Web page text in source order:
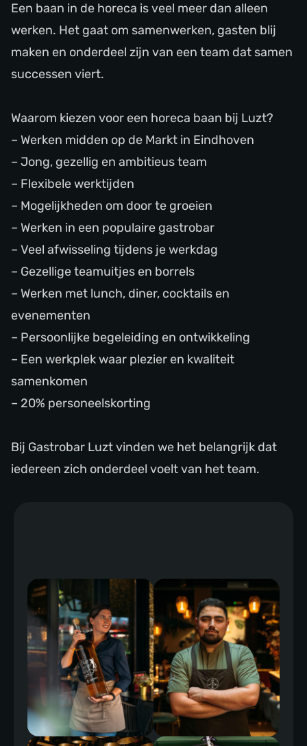
Een baan in de horeca is veel meer dan alleen
werken. Het gaat om samenwerken, gasten blij
maken en onderdeel zijn van een team dat samen
successen viert.
Waarom kiezen voor een horeca baan bij Luzt?
– Werken midden op de Markt in Eindhoven
– Jong, gezellig en ambitieus team
– Flexibele werktijden
– Mogelijkheden om door te groeien
– Werken in een populaire gastrobar
– Veel afwisseling tijdens je werkdag
– Gezellige teamuitjes en borrels
– Werken met lunch, diner, cocktails en
evenementen
– Persoonlijke begeleiding en ontwikkeling
– Een werkplek waar plezier en kwaliteit
samenkomen
– 20% personeelskorting
Bij Gastrobar Luzt vinden we het belangrijk dat
iedereen zich onderdeel voelt van het team.